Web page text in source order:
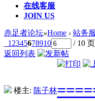
在线客服
JOIN US
赤足者论坛»Home › 站务
1 2345678910 / 10 页
返回列表
楼主: 陈子林